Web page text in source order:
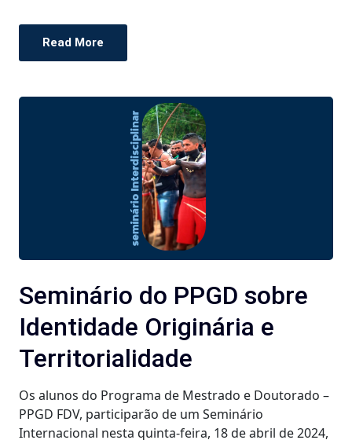
Read More
Seminário do PPGD sobre
Identidade Originária e
Territorialidade
Os alunos do Programa de Mestrado e Doutorado –
PPGD FDV, participarão de um Seminário
Internacional nesta quinta-feira, 18 de abril de 2024,